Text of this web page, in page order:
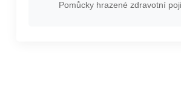
Pomůcky hrazené zdravotní